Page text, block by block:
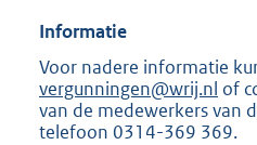
Informatie
Voor nadere informatie
vergunningen@wrij.nl of
van de medewerkers van
telefoon 0314-369 369.